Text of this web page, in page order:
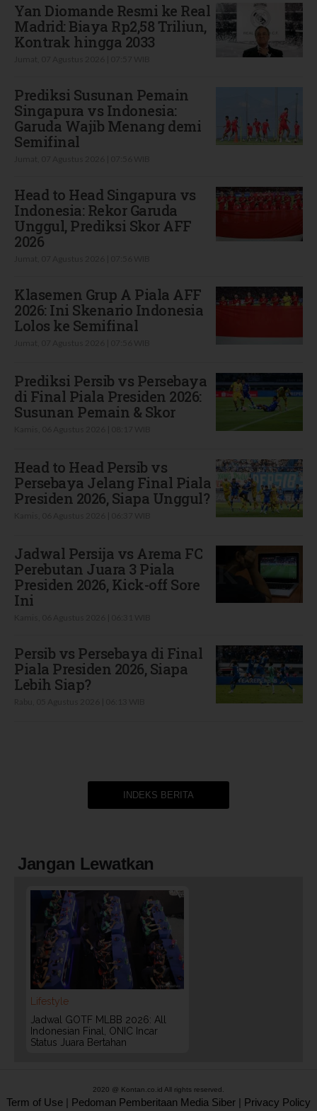
Yan Diomande Resmi ke Real
Madrid: Biaya Rp2,58 Triliun,
Kontrak hingga 2033
Prediksi Susunan Pemain
Singapura vs Indonesia:
Garuda Wajib Menang demi
Semifinal
Head to Head Singapura vs
Indonesia: Rekor Garuda
Unggul, Prediksi Skor AFF
2026
Klasemen Grup A Piala AFF
2026: Ini Skenario Indonesia
Lolos ke Semifinal
Prediksi Persib vs Persebaya
di Final Piala Presiden 2026:
Susunan Pemain & Skor
Head to Head Persib vs
Persebaya Jelang Final Piala
Presiden 2026, Siapa Unggul?
Jadwal Persija vs Arema FC
Perebutan Juara 3 Piala
Presiden 2026, Kick-off Sore
Ini
Persib vs Persebaya di Final
Piala Presiden 2026, Siapa
Lebih Siap?
INDEKS BERITA
Jangan Lewatkan
Lifestyle
Jadwal GOTF MLBB 2026: All
Indonesian Final, ONIC Incar
Status Juara Bertahan
2020 @ Kontan.co.id All rights reserved.
Term of Use | Pedoman Pemberitaan Media Siber | Privacy Policy